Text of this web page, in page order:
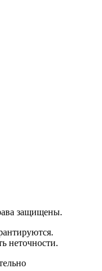
защищены.
неточности.